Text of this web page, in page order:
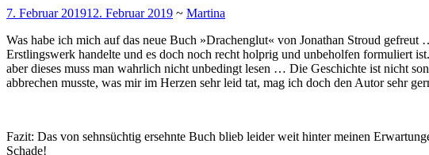
7. Februar 201912. Februar 2019 ~ Martina
Was habe ich mich auf das neue Buch »Drachenglut« von Jonathan Stroud
Erstlingswerk handelte und es doch noch recht holprig und unbeholfen formuliert
aber dieses muss man wahrlich nicht unbedingt lesen … Die Geschichte ist nicht
abbrechen musste, was mir im Herzen sehr leid tat, mag ich doch den Autor sehr
Fazit: Das von sehnsüchtig ersehnte Buch blieb leider weit hinter meinen
Schade!